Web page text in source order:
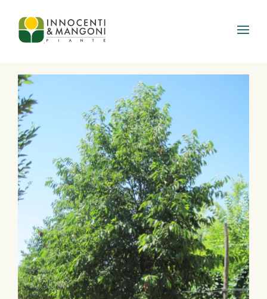
Skip to main content